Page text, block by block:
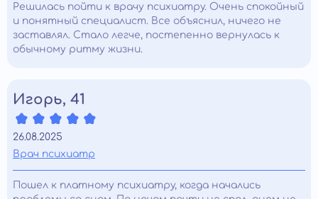
Решилась пойти к врачу психиатру. Очень спокойный
и понятный специалист. Все объяснил, ничего не
заставлял. Стало легче, постепенно вернулась к
обычному ритму жизни.
Игорь, 41
26.08.2025
Врач психиатр
Пошел к платному психиатру, когда начались